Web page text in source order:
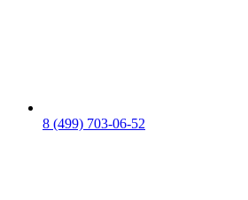
8 (499) 703-06-52